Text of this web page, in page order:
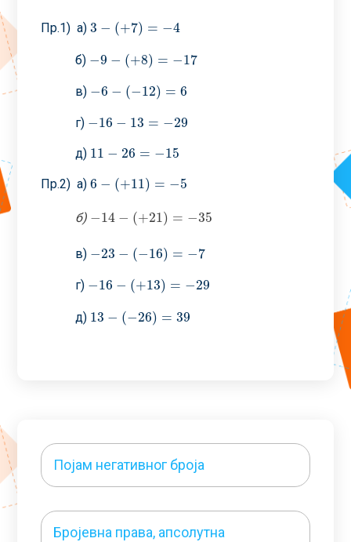
Појам негативног броја
Бројевна права, апсолутна
Пр.1) а)3 − (+7) = −4
3 −(+7)=−4
б) −9 − (+8) = −17
−9− (+ 8)=−17
в) −6 − (−12) = 6
−6− (− 12)=6
г) −16 − 13 = −29
−16− 13 =− 29
д) 11 − 26 = −15
11 −26=− 15
Пр.2) а)6 − (+11) = −5
6 −(+11)=−5
б) −14 − (+21) = −35
−14− (+ 21)=−35
в) −23 − (−16) = −7
−23− (− 16)=−7
г) −16 − (+13) = −29
−16− (+ 13)=−29
д) 13 − (−26) = 39
13 −(−26)=39